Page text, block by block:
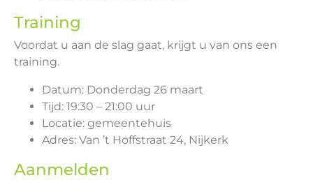
Training
Voordat u aan de slag gaat, krijgt u van ons een
training.
Datum: Donderdag 26 maart
Tijd: 19:30 – 21:00 uur
Locatie: gemeentehuis
Adres: Van ’t Hoffstraat 24, Nijkerk
Aanmelden